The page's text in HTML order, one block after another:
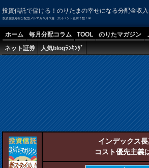
投資信託で儲ける！のりたまの幸せになる分配金収
投資信託毎月分配型メルマガ６月３週 大イベント直前予想！＠
ホーム 毎月分配コラム TOOL のりたマガジン
ネット証券
人気blogﾗﾝｷﾝｸﾞ
インデックス
コスト優先主義